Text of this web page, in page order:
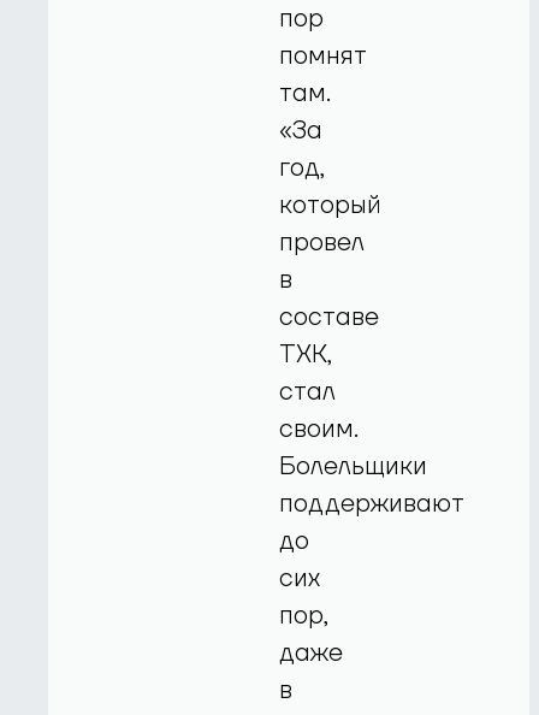
пор
помнят
там.
«За
год,
который
провел
в
составе
ТХК,
стал
своим.
Болельщики
поддерживают
до
сих
пор,
даже
в